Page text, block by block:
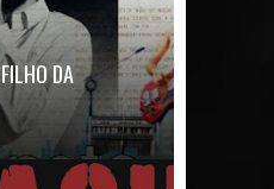
DA
Revolução Autor: Car...